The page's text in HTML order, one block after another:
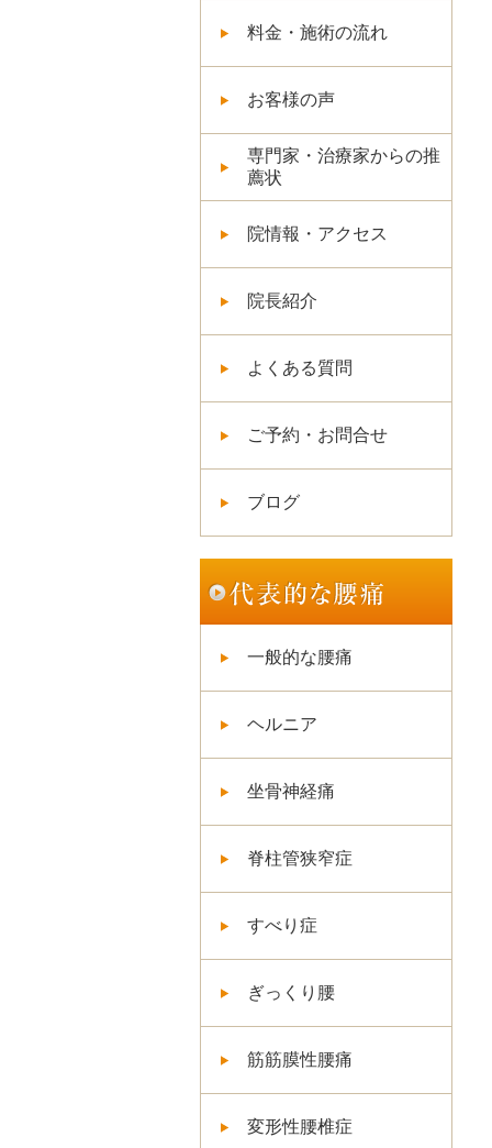
料金・施術の流れ
お客様の声
専門家・治療家からの推
薦状
院情報・アクセス
院長紹介
よくある質問
ご予約・お問合せ
ブログ
一般的な腰痛
ヘルニア
坐骨神経痛
脊柱管狭窄症
すべり症
ぎっくり腰
筋筋膜性腰痛
変形性腰椎症